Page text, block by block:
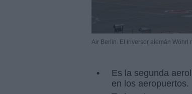
Air Berlin. El inversor alemán
Es la segunda
en los aeropuertos.